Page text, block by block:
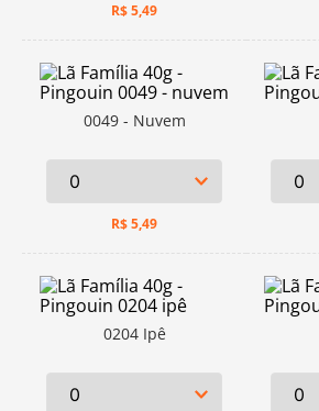
R$5,49
0049 - Nuvem
R$5,49
0204 Ipê